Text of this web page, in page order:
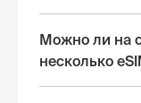
Можно ли на
несколько